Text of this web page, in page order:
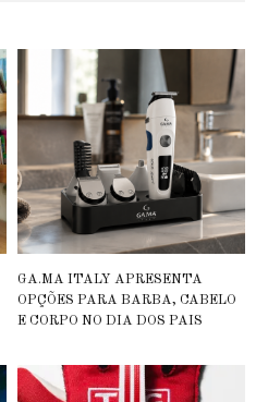
GA.MA ITALY APRESENTA
OPÇÕES PARA BARBA, CABELO
E CORPO NO DIA DOS PAIS